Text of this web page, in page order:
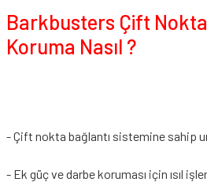
Barkbusters Çift
Koruma Nasıl ?
- Çift nokta bağlantı sistemine sahip
- Ek güç ve darbe koruması için ısıl